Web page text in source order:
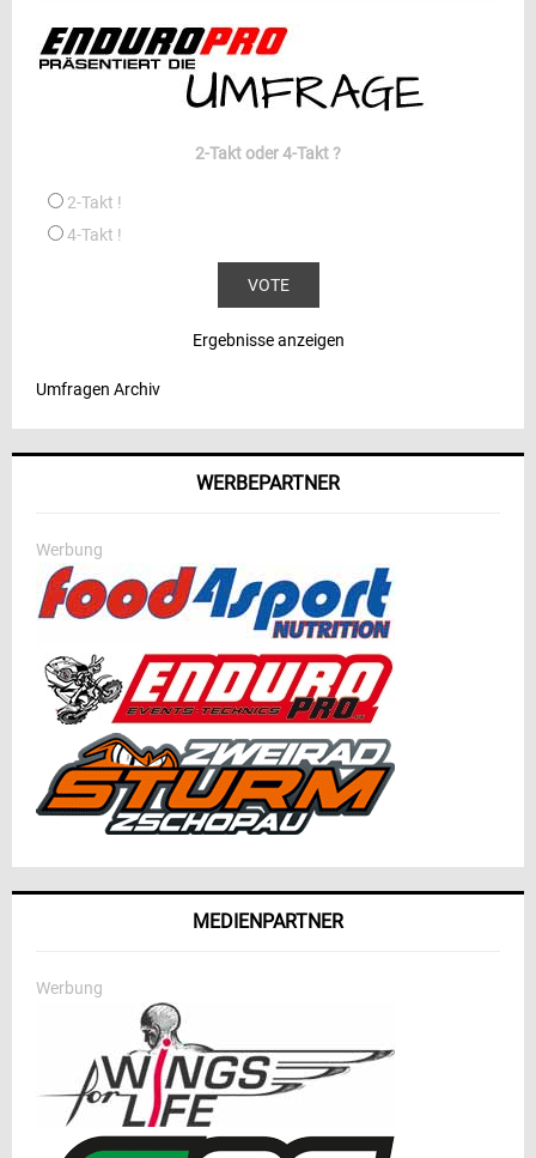
2-Takt oder 4-Takt ?
2-Takt !
4-Takt !
Ergebnisse anzeigen
Umfragen Archiv
WERBEPARTNER
Werbung
MEDIENPARTNER
Werbung